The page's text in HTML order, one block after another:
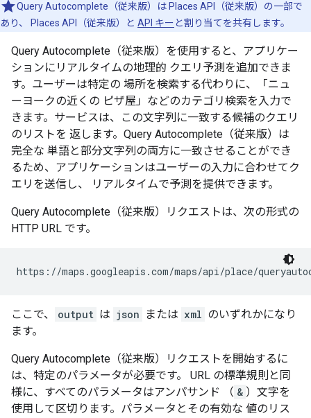
Query Autocomplete（従来版）は Places API（従来版）の一部で
あり、 Places API（従来版）と API キー と割り当てを共有します。
Query Autocomplete（従来版）を使用すると、アプリケー
ションにリアルタイムの地理的 クエリ予測を追加できま
す。ユーザーは特定の 場所を検索する代わりに、「ニュ
ーヨークの近くの ピザ屋」などのカテゴリ検索を入力で
きます。サービスは、この文字列に一致する候補のクエリ
のリストを 返します。Query Autocomplete（従来版）は
完全な 単語と部分文字列の両方に一致させることができ
るため、アプリケーションはユーザーの入力に合わせてク
エリを送信し、 リアルタイムで予測を提供できます。
Query Autocomplete（従来版）リクエストは、次の形式の
HTTP URL です。
https://maps.googleapis.com/maps/api/place/
ここで、 output は json または xml のいずれかになり
ます。
Query Autocomplete（従来版）リクエストを開始するに
は、特定のパラメータが必要です。 URL の標準規則と同
様に、すべてのパラメータはアンパサンド （ & ）文字を
使用して区切ります。パラメータとその有効な 値のリス